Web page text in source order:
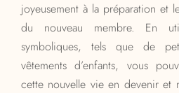
joyeusement à la préparation et
du nouveau membre. En
symboliques, tels que de
vêtements d’enfants, vous
cette nouvelle vie en devenir et